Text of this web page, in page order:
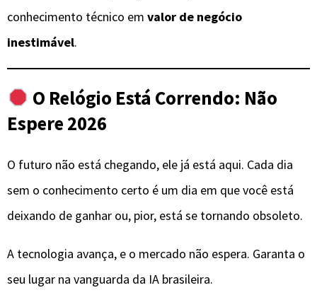
conhecimento técnico em valor de negócio
inestimável.
O Relógio Está Correndo: Não
Espere 2026
O futuro não está chegando, ele já está aqui. Cada dia
sem o conhecimento certo é um dia em que você está
deixando de ganhar ou, pior, está se tornando obsoleto.
A tecnologia avança, e o mercado não espera. Garanta o
seu lugar na vanguarda da IA brasileira.